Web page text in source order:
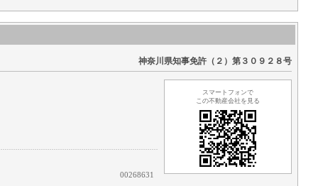
神奈川県知事免許（２）第３０９２８号
00268631
スマートフォンで
この不動産会社を見る